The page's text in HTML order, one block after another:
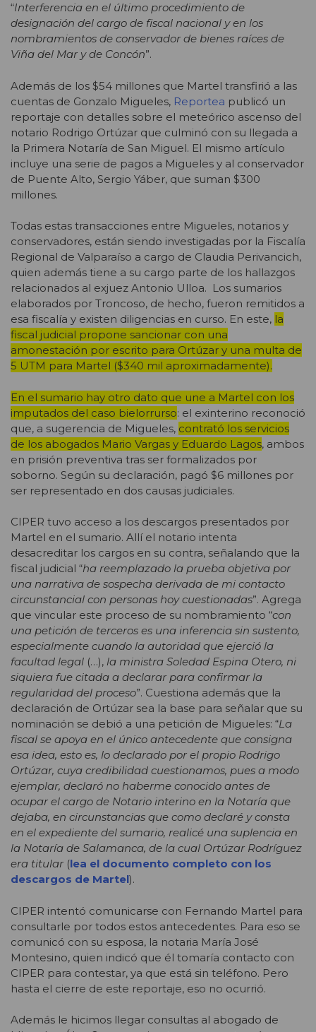
“Interferencia en el último procedimiento de
designación del cargo de fiscal nacional y en los
nombramientos de conservador de bienes raíces de
Viña del Mar y de Concón”.
Además de los $54 millones que Martel transfirió a las
cuentas de Gonzalo Migueles, Reportea publicó un
reportaje con detalles sobre el meteórico ascenso del
notario Rodrigo Ortúzar que culminó con su llegada a
la Primera Notaría de San Miguel. El mismo artículo
incluye una serie de pagos a Migueles y al conservador
de Puente Alto, Sergio Yáber, que suman $300
millones.
Todas estas transacciones entre Migueles, notarios y
conservadores, están siendo investigadas por la Fiscalía
Regional de Valparaíso a cargo de Claudia Perivancich,
quien además tiene a su cargo parte de los hallazgos
relacionados al exjuez Antonio Ulloa. Los sumarios
elaborados por Troncoso, de hecho, fueron remitidos a
esa fiscalía y existen diligencias en curso. En este, la
fiscal judicial propone sancionar con una
amonestación por escrito para Ortúzar y una multa de
5 UTM para Martel ($340 mil aproximadamente).
En el sumario hay otro dato que une a Martel con los
imputados del caso bielorrurso: el exinterino reconoció
que, a sugerencia de Migueles, contrató los servicios
de los abogados Mario Vargas y Eduardo Lagos, ambos
en prisión preventiva tras ser formalizados por
soborno. Según su declaración, pagó $6 millones por
ser representado en dos causas judiciales.
CIPER tuvo acceso a los descargos presentados por
Martel en el sumario. Allí el notario intenta
desacreditar los cargos en su contra, señalando que la
fiscal judicial “ha reemplazado la prueba objetiva por
una narrativa de sospecha derivada de mi contacto
circunstancial con personas hoy cuestionadas”. Agrega
que vincular este proceso de su nombramiento “con
una petición de terceros es una inferencia sin sustento,
especialmente cuando la autoridad que ejerció la
facultad legal (…), la ministra Soledad Espina Otero, ni
siquiera fue citada a declarar para confirmar la
regularidad del proceso”. Cuestiona además que la
declaración de Ortúzar sea la base para señalar que su
nominación se debió a una petición de Migueles: “La
fiscal se apoya en el único antecedente que consigna
esa idea, esto es, lo declarado por el propio Rodrigo
Ortúzar, cuya credibilidad cuestionamos, pues a modo
ejemplar, declaró no haberme conocido antes de
ocupar el cargo de Notario interino en la Notaría que
dejaba, en circunstancias que como declaré y consta
en el expediente del sumario, realicé una suplencia en
la Notaría de Salamanca, de la cual Ortúzar Rodríguez
era titular (lea el documento completo con los
descargos de Martel).
CIPER intentó comunicarse con Fernando Martel para
consultarle por todos estos antecedentes. Para eso se
comunicó con su esposa, la notaria María José
Montesino, quien indicó que él tomaría contacto con
CIPER para contestar, ya que está sin teléfono. Pero
hasta el cierre de este reportaje, eso no ocurrió.
Además le hicimos llegar consultas al abogado de